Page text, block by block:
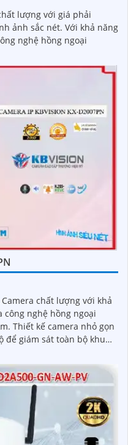
lượng với giá phải
ảnh sắc nét. Với khả năng
nghệ hồng ngoại
chất lượng với khả
nghệ hồng ngoại
để giám sát toàn bộ khu